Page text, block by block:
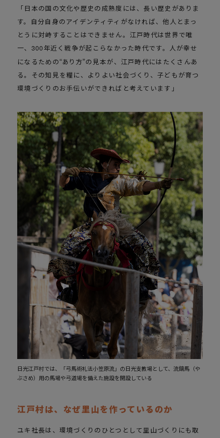
「日本の国の文化や歴史の成熟度には、長い歴史がありま
す。自分自身のアイデンティティがなければ、他人とまっ
とうに対峙することはできません。江戸時代は世界で唯
一、300年近く戦争が起こらなかった時代です。人が幸せ
になるための あり方 の見本が、江戸時代にはたくさんあ
る。その知見を糧に、よりよい社会づくり、子どもが育つ
環境づくりのお手伝いができればと考えています」
日光江戸村では、「弓馬術礼法小笠原流」の日光支教場として、流鏑馬（や
ぶさめ）用の馬場や弓道場を備えた施設を開設している
江戸村は、なぜ里山を作っているのか
ユキ社長は、環境づくりのひとつとして里山づくりにも取